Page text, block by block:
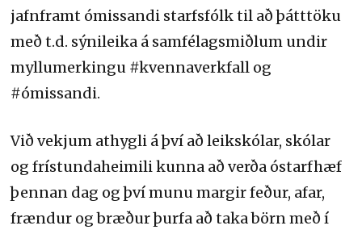
jafnframt ómissandi starfsfólk til að þátttöku
með t.d. sýnileika á samfélagsmiðlum undir
myllumerkingu #kvennaverkfall og
#ómissandi.
Við vekjum athygli á því að leikskólar, skólar
og frístundaheimili kunna að verða óstarfhæf
þennan dag og því munu margir feður, afar,
frændur og bræður þurfa að taka börn með í